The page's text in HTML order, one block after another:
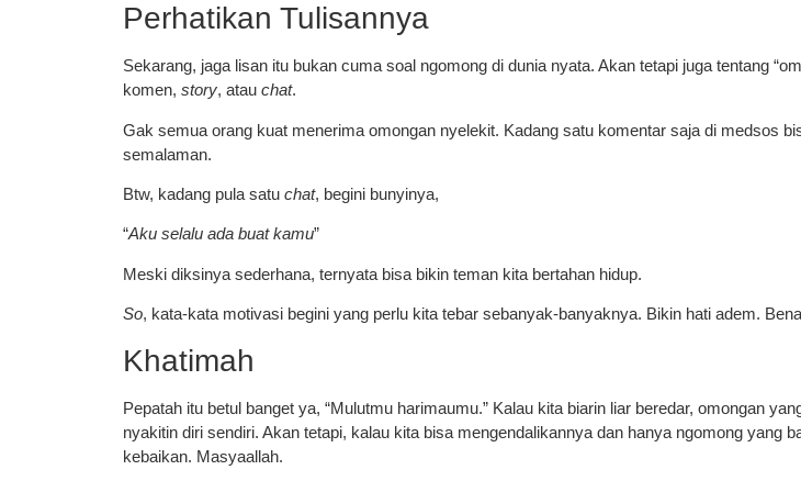
Perhatikan Tulisannya
Sekarang, jaga lisan itu bukan cuma soal ngomong di dunia nyata. Akan tetapi juga tentang
komen, story, atau chat.
Gak semua orang kuat menerima omongan nyelekit. Kadang satu komentar saja di medsos
semalaman.
Btw, kadang pula satu chat, begini bunyinya,
“Aku selalu ada buat kamu”
Meski diksinya sederhana, ternyata bisa bikin teman kita bertahan hidup.
So, kata-kata motivasi begini yang perlu kita tebar sebanyak-banyaknya. Bikin hati adem.
Khatimah
Pepatah itu betul banget ya, “Mulutmu harimaumu.” Kalau kita biarin liar beredar, omongan
nyakitin diri sendiri. Akan tetapi, kalau kita bisa mengendalikannya dan hanya ngomong yang
kebaikan. Masyaallah.